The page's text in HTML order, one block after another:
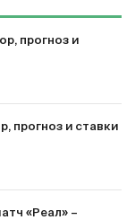
прогноз и
прогноз и ставки
«Реал» –